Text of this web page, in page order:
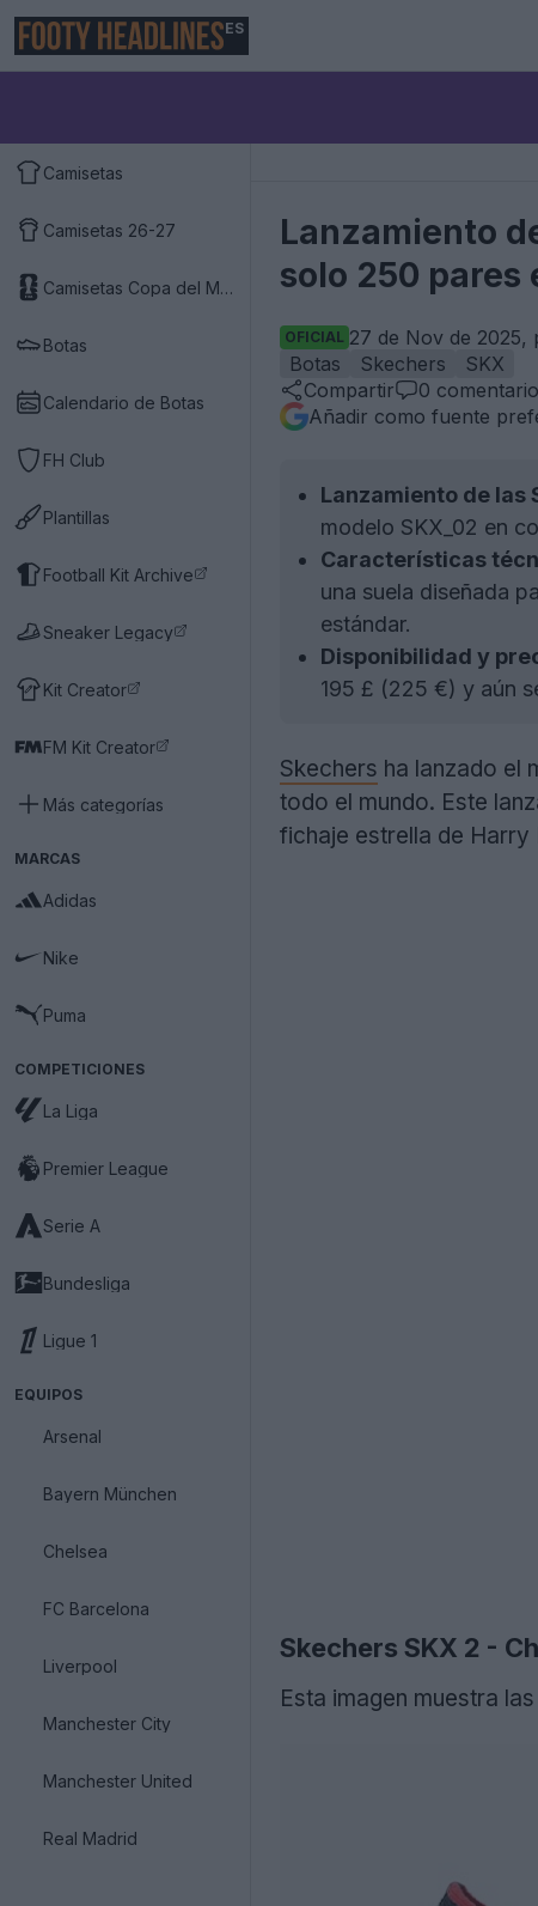
ES
Camisetas
Camisetas 26-27
Camisetas Copa del Mundo 2026
Botas
Calendario de Botas
FH Club
Plantillas
Football Kit Archive
Sneaker Legacy
Kit Creator
FM Kit Creator
Más categorías
MARCAS
Adidas
Nike
Puma
COMPETICIONES
La Liga
Premier League
Serie A
Bundesliga
Ligue 1
EQUIPOS
Arsenal
Bayern München
Chelsea
FC Barcelona
Liverpool
Manchester City
Manchester United
Real Madrid
Lanzamiento
solo 250 pares
OFICIAL 27 de Nov de 2025,
Botas
Skechers
SKX
Compartir
0
Añadir como fuente
Lanzamiento de las
modelo SKX_02 en
Características
una suela diseñada
estándar.
Disponibilidad y
195 £ (225 €) y aún
Skechers ha lanzado el
todo el mundo. Este
fichaje estrella de Harry
Skechers SKX 2 -
Esta imagen muestra